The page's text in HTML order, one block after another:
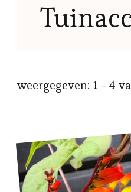
weergegeven: 1 - 4